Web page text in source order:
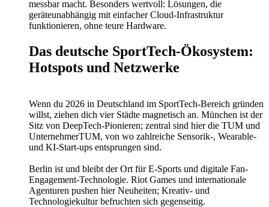
messbar macht. Besonders wertvoll: Lösungen, die
geräteunabhängig mit einfacher Cloud-Infrastruktur
funktionieren, ohne teure Hardware.
Das deutsche SportTech-Ökosystem:
Hotspots und Netzwerke
Wenn du 2026 in Deutschland im SportTech-Bereich gründen
willst, ziehen dich vier Städte magnetisch an. München ist der
Sitz von DeepTech-Pionieren; zentral sind hier die TUM und
UnternehmerTUM, von wo zahlreiche Sensorik-, Wearable-
und KI-Start-ups entsprungen sind.
Berlin ist und bleibt der Ort für E-Sports und digitale Fan-
Engagement-Technologie. Riot Games und internationale
Agenturen pushen hier Neuheiten; Kreativ- und
Technologiekultur befruchten sich gegenseitig.